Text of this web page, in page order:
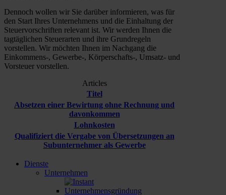
Dennoch wollen wir Sie darüber informieren, was für
den Start Ihres Unternehmens und die Einhaltung der
Steuervorschriften relevant ist. Wir werden Ihnen die
tagtäglichen Steuerarten und ihre Grundregeln
vorstellen. Wir möchten Ihnen im Nachgang die
Einkommens-, Gewerbe-, Körperschafts-, Umsatz- und
Vorsteuer vorstellen.
Articles
Titel
Absetzen einer Bewirtung ohne Rechnung und
davonkommen
Lohnkosten
Qualifiziert die Vergabe von Übersetzungen an
Subunternehmer als Gewerbe
Dienste
Unternehmen